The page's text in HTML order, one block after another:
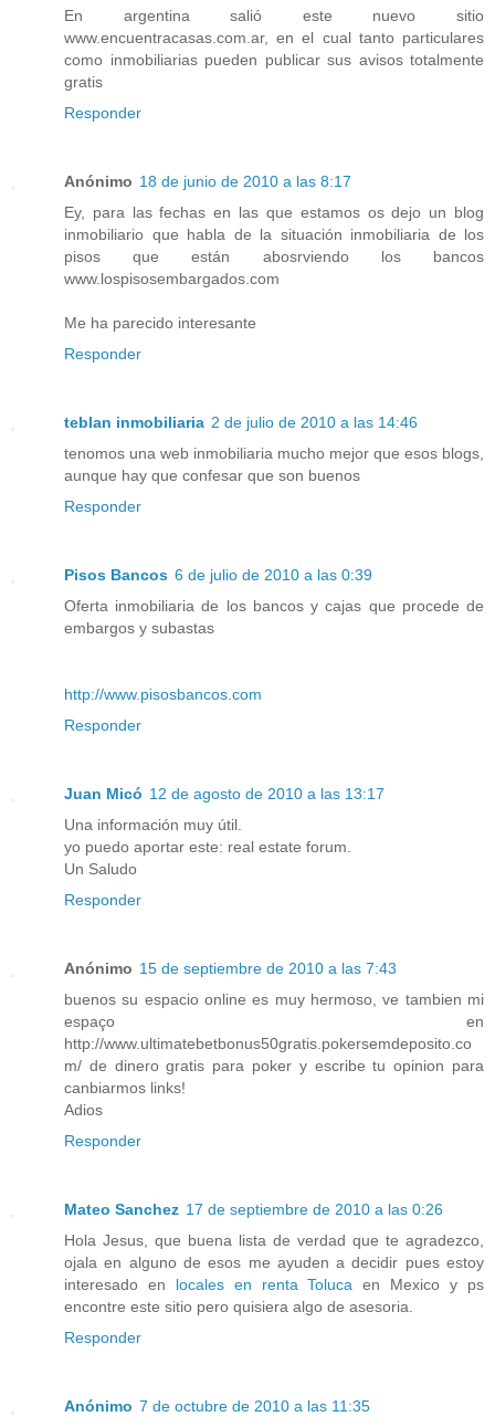
En argentina salió este nuevo sitio
www.encuentracasas.com.ar, en el cual tanto particulares
como inmobiliarias pueden publicar sus avisos totalmente
gratis
Responder
Anónimo 18 de junio de 2010 a las 8:17
Ey, para las fechas en las que estamos os dejo un blog
inmobiliario que habla de la situación inmobiliaria de los
pisos que están abosrviendo los bancos
www.lospisosembargados.com
Me ha parecido interesante
Responder
teblan inmobiliaria 2 de julio de 2010 a las 14:46
tenomos una web inmobiliaria mucho mejor que esos blogs,
aunque hay que confesar que son buenos
Responder
Pisos Bancos 6 de julio de 2010 a las 0:39
Oferta inmobiliaria de los bancos y cajas que procede de
embargos y subastas
http://www.pisosbancos.com
Responder
Juan Micó 12 de agosto de 2010 a las 13:17
Una información muy útil.
yo puedo aportar este: real estate forum.
Un Saludo
Responder
Anónimo 15 de septiembre de 2010 a las 7:43
buenos su espacio online es muy hermoso, ve tambien mi
espaço en
http://www.ultimatebetbonus50gratis.pokersemdeposito.co
m/ de dinero gratis para poker y escribe tu opinion para
canbiarmos links!
Adios
Responder
Mateo Sanchez 17 de septiembre de 2010 a las 0:26
Hola Jesus, que buena lista de verdad que te agradezco,
ojala en alguno de esos me ayuden a decidir pues estoy
interesado en locales en renta Toluca en Mexico y ps
encontre este sitio pero quisiera algo de asesoria.
Responder
Anónimo 7 de octubre de 2010 a las 11:35